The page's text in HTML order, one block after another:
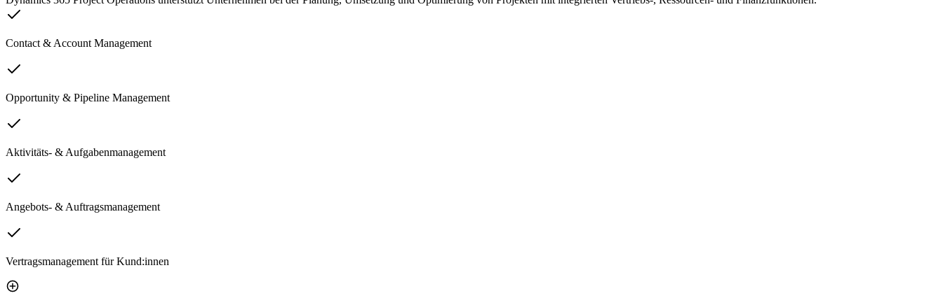
Contact & Account Management
Opportunity & Pipeline Management
Aktivitäts- & Aufgabenmanagement
Angebots- & Auftragsmanagement
Vertragsmanagement für Kund:innen